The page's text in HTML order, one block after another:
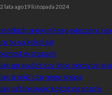
2 lata ago19 listopada 2024
słodkich snów miłego wieczoru i
co to są kokołaje
wzrost w stopach
jak sprawdzić czy ktoś odczytał
jak zrobić czarnego snapa
jak odblokować kogoś na snapie